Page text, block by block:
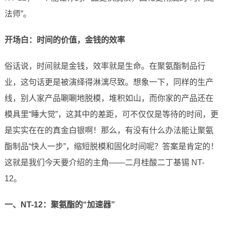
法师”。
开场白：时间的价值，金钱的效率
俗话说，时间就是金钱，效率就是生命。在聚氨酯制品行
业，这句话更是被演绎得淋漓尽致。想象一下，同样的生产
线，别人家产品唰唰地脱模，堆积如山，而你家的产品还在
模具里“睡大觉”，这其中的差距，可不仅仅是等待的时间，更
是实实在在的真金白银啊！那么，有没有什么办法能让聚氨
酯制品“快人一步”，缩短脱模和固化时间呢？答案是肯定的！
这就是我们今天要介绍的主角——二月桂酸二丁基锡 NT-
12。
一、NT-12：聚氨酯的“加速器”